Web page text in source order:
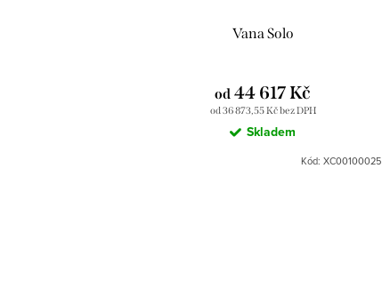
Vana Solo
od 36 873,55 Kč bez DPH
od 44 617 Kč
Skladem
Kód:XC00100025